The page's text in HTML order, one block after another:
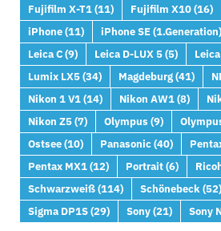
Fujifilm X-T1(11) Fujifilm X10(16)
iPhone(11) iPhone SE (1.Generation)
Leica C(9) Leica D-LUX 5(5)
Lumix LX5(34) Magdeburg(41)
Nikon 1 V1(14) Nikon AW1(8)
Nikon Z5(7) Olympus (9)
Ostsee(10) Panasonic(40)
Pentax MX1(12) Portrait(6)
Schwarzweiß(114) Schönebeck(52)
Sigma DP1S(29) Sony(21) Sony